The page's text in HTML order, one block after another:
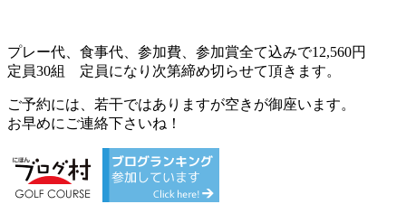
プレー代、食事代、参加費、参加賞全て込みで12,560円
定員30組 定員になり次第締め切らせて頂きます。
ご予約には、若干ではありますが空きが御座います。
お早めにご連絡下さいね！